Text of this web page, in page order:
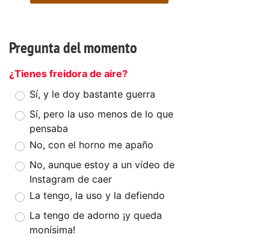
Pregunta del momento
¿Tienes freidora de aire?
Sí, y le doy bastante guerra
Sí, pero la uso menos de lo que
pensaba
No, con el horno me apaño
No, aunque estoy a un vídeo de
Instagram de caer
La tengo, la uso y la defiendo
La tengo de adorno ¡y queda
monísima!